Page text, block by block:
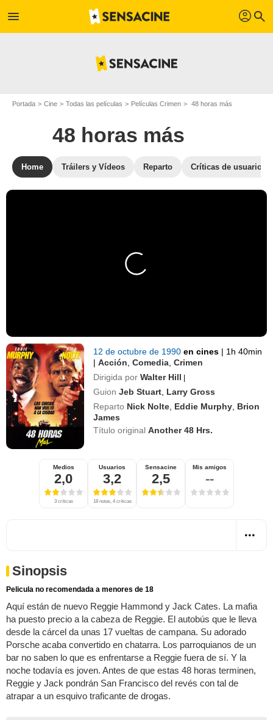
menu profil search
Portada Cine Todas las películas Películas Crimen 48 horas más
48 horas más
Home Tráilers y Vídeos Reparto Críticas de usuarios
12 de octubre de 1990en cines | 1h 40min
| Acción ,Comedia ,Crimen
Dirigida por Walter Hill |
Guion Jeb Stuart Larry Gross
Reparto Nick Nolte Eddie Murphy Brion
James
Título originalAnother 48 Hrs.
Medios
2,0
3 críticas
Usuarios
3,2
18 notas, 4 críticas
Sensacine
2,5
Mis amigos
--
Sinopsis
Pelicula no recomendada a menores de 18
Aquí están de nuevo Reggie Hammond y Jack Cates. La mafia
ha puesto precio a la cabeza de Reggie. El autobús que le lleva
desde la cárcel da unas 17 vueltas de campana. Su adorado
Porsche acaba convertido en chatarra. Los parroquianos de un
bar no saben lo que es enfrentarse a Reggie fuera de sí. Y la
noche todavía es joven. Antes de que estas 48 horas terminen,
Reggie y Jack pondrán San Francisco del revés con tal de
atrapar a un esquivo traficante de drogas.